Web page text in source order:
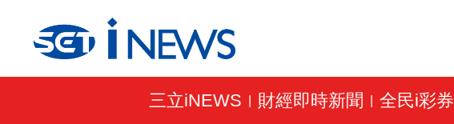
三立iNEWS 財經即時新聞 全民i彩券